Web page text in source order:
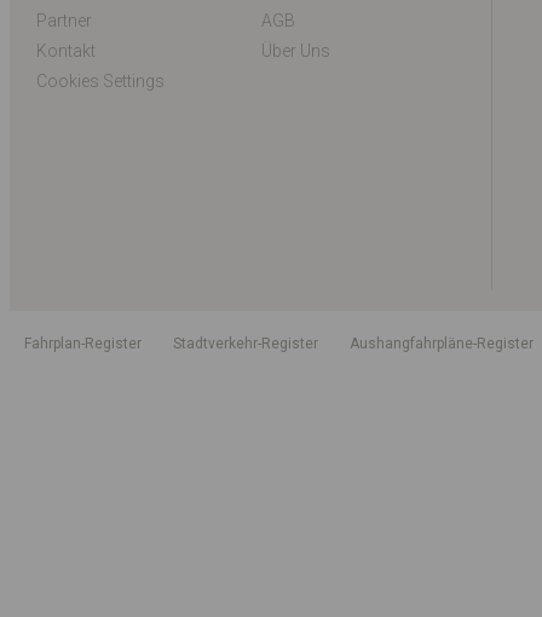
Partner
AGB
Kontakt
Über Uns
Cookies Settings
Fahrplan-Register Stadtverkehr-Register Aushangfahrpläne-Register